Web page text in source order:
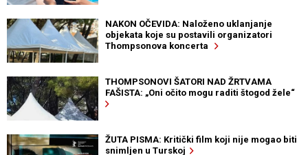
NAKON OČEVIDA: Naloženo uklanjanje
objekata koje su postavili organizatori
Thompsonova koncerta
THOMPSONOVI ŠATORI NAD ŽRTVAMA
FAŠISTA: „Oni očito mogu raditi štogod žele“
ŽUTA PISMA: Kritički film koji nije mogao biti
snimljen u Turskoj